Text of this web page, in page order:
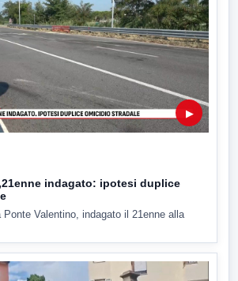
▶
indagato: ipotesi duplice
Ponte Valentino, indagato il 21enne alla